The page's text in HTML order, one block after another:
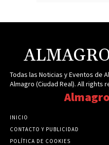
Todas las Noticias y Eventos de
Almagro (Ciudad Real). All rights
INICIO
CONTACTO Y PUBLICIDAD
POLÍTICA DE COOKIES